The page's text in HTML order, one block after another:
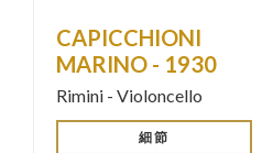
CAPICCHIONI
MARINO - 1930
Rimini - Violoncello
細節